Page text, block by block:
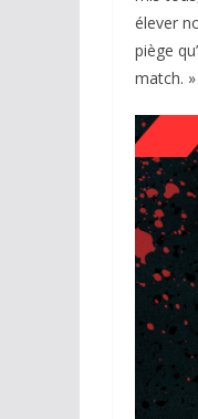
élever
piège
match. »